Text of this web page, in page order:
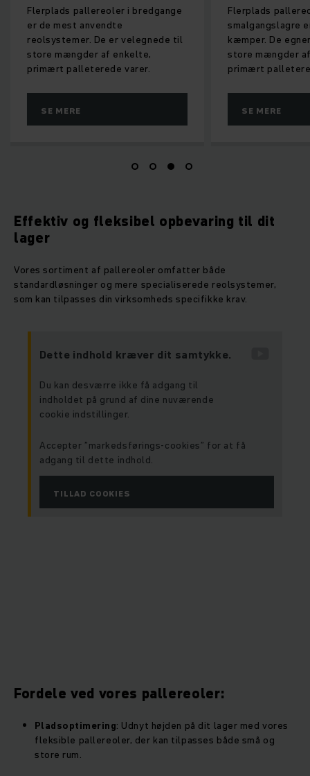
Flerplads pallereoler i bredgange
er de mest anvendte
reolsystemer. De er velegnede til
store mængder af enkelte,
primært palleterede varer.
SE MERE
Flerplads
smalgangslagre
kæmper. De
store mængder
primært
SE MERE
Effektiv og fleksibel opbevaring til dit
lager
Vores sortiment af pallereoler omfatter både
standardløsninger og mere specialiserede reolsystemer,
som kan tilpasses din virksomheds specifikke krav.
Dette indhold kræver dit samtykke.
Du kan desværre ikke få adgang til
indholdet på grund af dine nuværende
cookie indstillinger.
Accepter ”markedsførings-cookies” for at få
adgang til dette indhold.
TILLAD COOKIES
Fordele ved vores pallereoler:
Pladsoptimering: Udnyt højden på dit lager med vores
fleksible pallereoler, der kan tilpasses både små og
store rum.